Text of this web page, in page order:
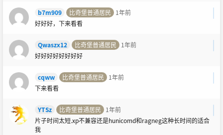
b7m909 比奇堡普通居民
1年前
好好好，下来看看
Qwaszx12 比奇堡普通居民
1年前
好好好好好好好好
cqww 比奇堡普通居民
1年前
下来看看
YTSz 比奇堡普通居民
1年前
片子时间太短.xp不兼容还是hunicomd和ragneg这种长时间的适合
我